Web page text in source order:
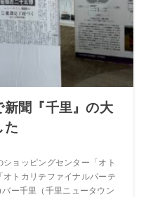
聞『千里』の大
た
ョッピングセンター「オト
トカリテファイナルパーテ
ー千里（千里ニュータウン